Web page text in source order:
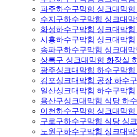
파주하수구막힘 싱크대막
수지구하수구막힘 싱크대막
화성하수구막힘 싱크대막힘
시흥하수구막힘 싱크대막
송파구하수구막힘 싱크대
상록구 싱크대막힘 화장실
광주싱크대막힘 하수구막힘
김포싱크대막힘 공장 하수
일산싱크대막힘 하수구막힘
용산구싱크대막힘 식당 하
이천하수구막힘 싱크대막힘
구로구하수구막힘 식당 싱
노원구하수구막힘 싱크대